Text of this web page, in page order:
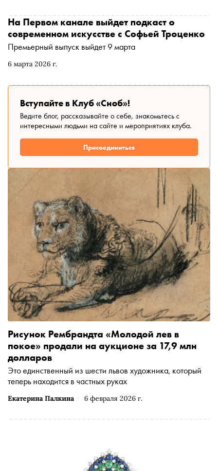
6 марта 2026 г.
На Первом канале выйдет подкаст о
современном искусстве с Софьей Троценко
Премьерный выпуск выйдет 9 марта
Вступайте в Клуб «Сноб»!
Ведите блог, рассказывайте о себе, знакомьтесь с
интересными людьми на сайте и мероприятиях клуба.
Присоединиться
Екатерина Палкина 6 февраля 2026 г.
Рисунок Рембрандта «Молодой лев в
покое» продали на аукционе за 17,9 млн
долларов
Это единственный из шести львов художника, который
теперь находится в частных руках